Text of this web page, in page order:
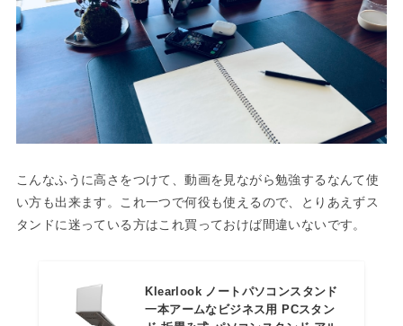
こんなふうに高さをつけて、動画を見ながら勉強するなんて使
い方も出来ます。これ一つで何役も使えるので、とりあえずス
タンドに迷っている方はこれ買っておけば間違いないです。
Klearlook ノートパソコンスタンド
一本アームなビジネス用 PCスタン